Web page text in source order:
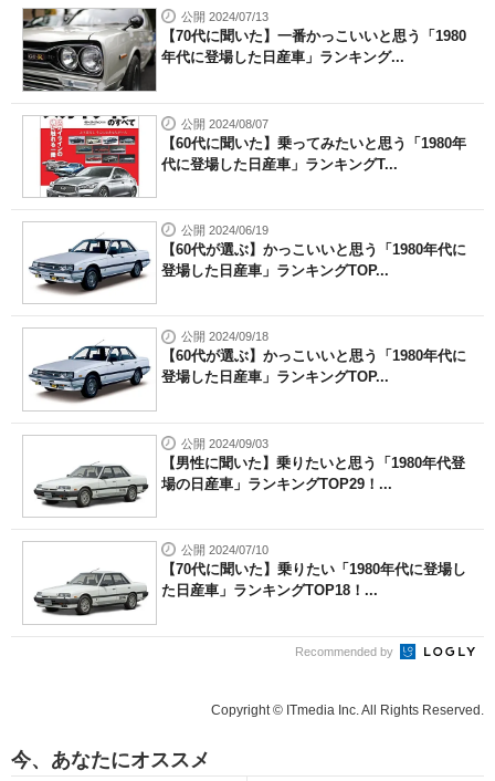
公開 2024/07/13
【70代に聞いた】一番かっこいいと思う「1980
年代に登場した日産車」ランキング...
公開 2024/08/07
【60代に聞いた】乗ってみたいと思う「1980年
代に登場した日産車」ランキングT...
公開 2024/06/19
【60代が選ぶ】かっこいいと思う「1980年代に
登場した日産車」ランキングTOP...
公開 2024/09/18
【60代が選ぶ】かっこいいと思う「1980年代に
登場した日産車」ランキングTOP...
公開 2024/09/03
【男性に聞いた】乗りたいと思う「1980年代登
場の日産車」ランキングTOP29！...
公開 2024/07/10
【70代に聞いた】乗りたい「1980年代に登場し
た日産車」ランキングTOP18！...
Recommended by
Copyright © ITmedia Inc. All Rights Reserved.
今、あなたにオススメ